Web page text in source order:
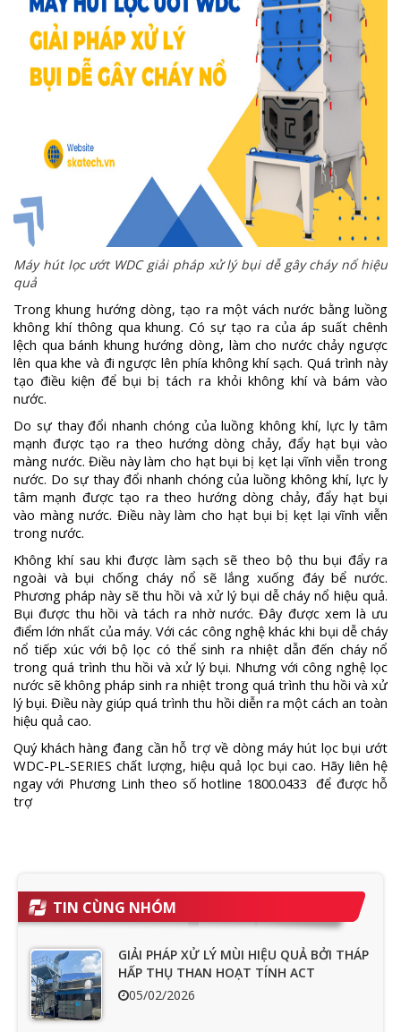
Máy hút lọc ướt WDC giải pháp xử lý bụi dễ gây cháy nổ hiệu
quả
Trong khung hướng dòng, tạo ra một vách nước bằng luồng
không khí thông qua khung. Có sự tạo ra của áp suất chênh
lệch qua bánh khung hướng dòng, làm cho nước chảy ngược
lên qua khe và đi ngược lên phía không khí sạch. Quá trình này
tạo điều kiện để bụi bị tách ra khỏi không khí và bám vào
nước.
Do sự thay đổi nhanh chóng của luồng không khí, lực ly tâm
mạnh được tạo ra theo hướng dòng chảy, đẩy hạt bụi vào
màng nước. Điều này làm cho hạt bụi bị kẹt lại vĩnh viễn trong
nước. Do sự thay đổi nhanh chóng của luồng không khí, lực ly
tâm mạnh được tạo ra theo hướng dòng chảy, đẩy hạt bụi
vào màng nước. Điều này làm cho hạt bụi bị kẹt lại vĩnh viễn
trong nước.
Không khí sau khi được làm sạch sẽ theo bộ thu bụi đẩy ra
ngoài và bụi chống cháy nổ sẽ lắng xuống đáy bể nước.
Phương pháp này sẽ thu hồi và xử lý bụi dễ cháy nổ hiệu quả.
Bụi được thu hồi và tách ra nhờ nước. Đây được xem là ưu
điểm lớn nhất của máy. Với các công nghệ khác khi bụi dễ cháy
nổ tiếp xúc với bộ lọc có thể sinh ra nhiệt dẫn đến cháy nổ
trong quá trình thu hồi và xử lý bụi. Nhưng với công nghệ lọc
nước sẽ không pháp sinh ra nhiệt trong quá trình thu hồi và xử
lý bụi. Điều này giúp quá trình thu hồi diễn ra một cách an toàn
hiệu quả cao.
Quý khách hàng đang cần hỗ trợ về dòng máy hút lọc bụi ướt
WDC-PL-SERIES chất lượng, hiệu quả lọc bụi cao. Hãy liên hệ
ngay với Phương Linh theo số hotline 1800.0433 để được hỗ
trợ
TIN CÙNG NHÓM
GIẢI PHÁP XỬ LÝ MÙI HIỆU QUẢ BỞI THÁP
HẤP THỤ THAN HOẠT TÍNH ACT
05/02/2026